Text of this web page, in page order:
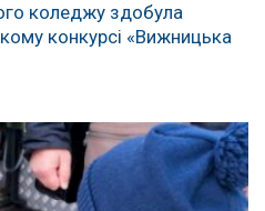
коледжу здобула
конкурсі «Вижницька